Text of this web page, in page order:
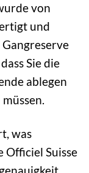
von
und
Sie die
ablegen
was
Officiel Suisse